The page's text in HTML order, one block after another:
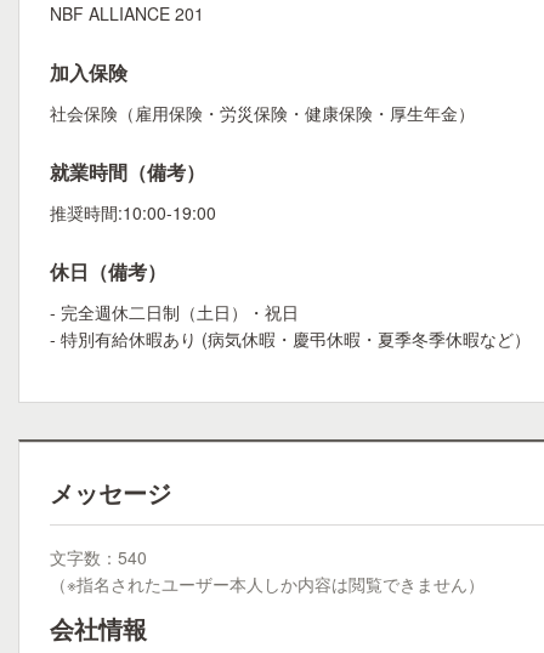
NBF ALLIANCE 201
加入保険
社会保険（雇用保険・労災保険・健康保険・厚生年金）
就業時間（備考）
推奨時間:10:00-19:00
休日（備考）
- 完全週休二日制（土日）・祝日
- 特別有給休暇あり (病気休暇・慶弔休暇・夏季冬季休暇など）
メッセージ
文字数：540
（※指名されたユーザー本人しか内容は閲覧できません）
会社情報